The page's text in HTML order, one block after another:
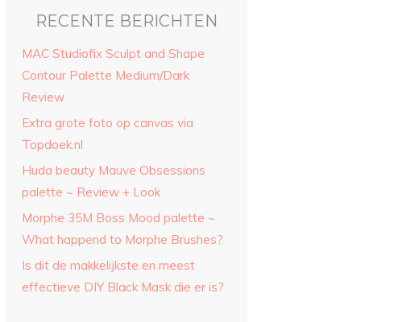
RECENTE BERICHTEN
MAC Studiofix Sculpt and Shape
Contour Palette Medium/Dark
Review
Extra grote foto op canvas via
Topdoek.nl
Huda beauty Mauve Obsessions
palette ~ Review + Look
Morphe 35M Boss Mood palette ~
What happend to Morphe Brushes?
Is dit de makkelijkste en meest
effectieve DIY Black Mask die er is?